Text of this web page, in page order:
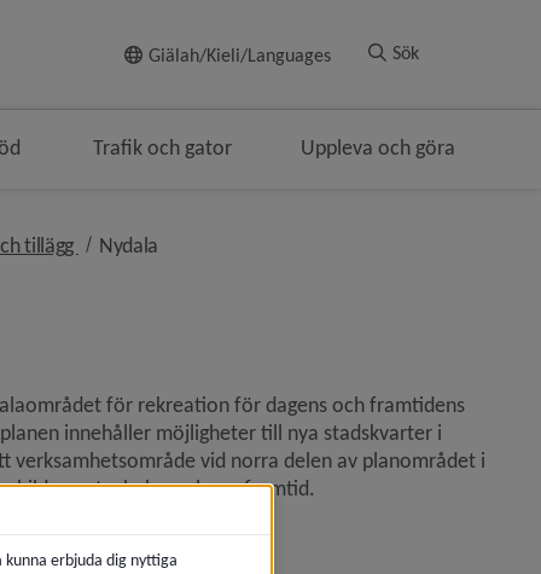
Giälah/Kieli/Languages Sök
Trafik och gator Uppleva och göra
tillägg nivå i brödsmulenavigeringen
Nydala
för rekreation för dagens och framtidens
innehåller möjligheter till nya stadskvarter i
verksamhetsområde vid norra delen av planområdet i
bild om stugbebyggelsens framtid.
erbjuda dig nyttiga